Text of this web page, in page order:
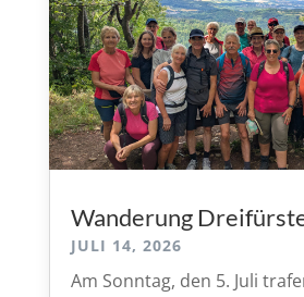
Wanderung
JULI 14, 2026
Am Sonntag, den 5. Juli